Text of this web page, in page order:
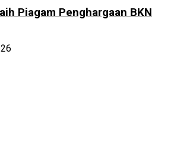
Piagam Penghargaan BKN